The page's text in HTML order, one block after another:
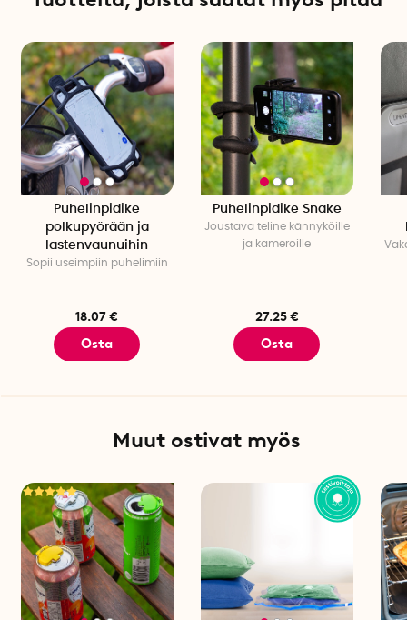
1 suorakaiteen muotoinen metallilevy: 6,5 cm x 4,5 cm x 0,3
Tuotetiedot
Näytön vähimmäiskoko 4 tuumaa
Näytön enimmäiskoko 6 tuumaa
Teippi: 3M teippi
Puhelinpidike
polkupyörään ja
lastenvaunuihin
Sopii useimpiin puhelimiin
18.07 €
Osta
Puhelinpidike Snake
Joustava teline kännyköille
ja kameroille
27.25 €
Osta
Muut ostivat myös